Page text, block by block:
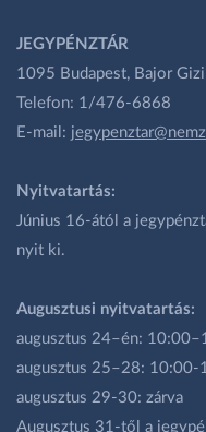
JEGYPÉNZTÁR
1095 Budapest, Bajor
Telefon: 1/476-6868
E-mail:
Nyitvatartás:
Június 16-ától a
nyit ki.
Augusztusi nyitvatartás:
augusztus 24–én:
augusztus 25–28: 10:00-
augusztus 29-30: zárva
Augusztus 31-től a